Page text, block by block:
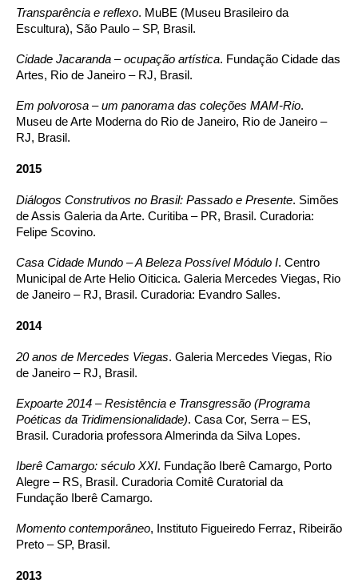
Transparência e reflexo. MuBE (Museu Brasileiro da
Escultura), São Paulo – SP, Brasil.
Cidade Jacaranda – ocupação artística. Fundação Cidade das
Artes, Rio de Janeiro – RJ, Brasil.
Em polvorosa – um panorama das coleções MAM-Rio.
Museu de Arte Moderna do Rio de Janeiro, Rio de Janeiro –
RJ, Brasil.
2015
Diálogos Construtivos no Brasil: Passado e Presente. Simões
de Assis Galeria da Arte. Curitiba – PR, Brasil. Curadoria:
Felipe Scovino.
Casa Cidade Mundo – A Beleza Possível Módulo I. Centro
Municipal de Arte Helio Oiticica. Galeria Mercedes Viegas, Rio
de Janeiro – RJ, Brasil. Curadoria: Evandro Salles.
2014
20 anos de Mercedes Viegas. Galeria Mercedes Viegas, Rio
de Janeiro – RJ, Brasil.
Expoarte 2014 – Resistência e Transgressão (Programa
Poéticas da Tridimensionalidade). Casa Cor, Serra – ES,
Brasil. Curadoria professora Almerinda da Silva Lopes.
Iberê Camargo: século XXI. Fundação Iberê Camargo, Porto
Alegre – RS, Brasil. Curadoria Comitê Curatorial da
Fundação Iberê Camargo.
Momento contemporâneo, Instituto Figueiredo Ferraz, Ribeirão
Preto – SP, Brasil.
2013